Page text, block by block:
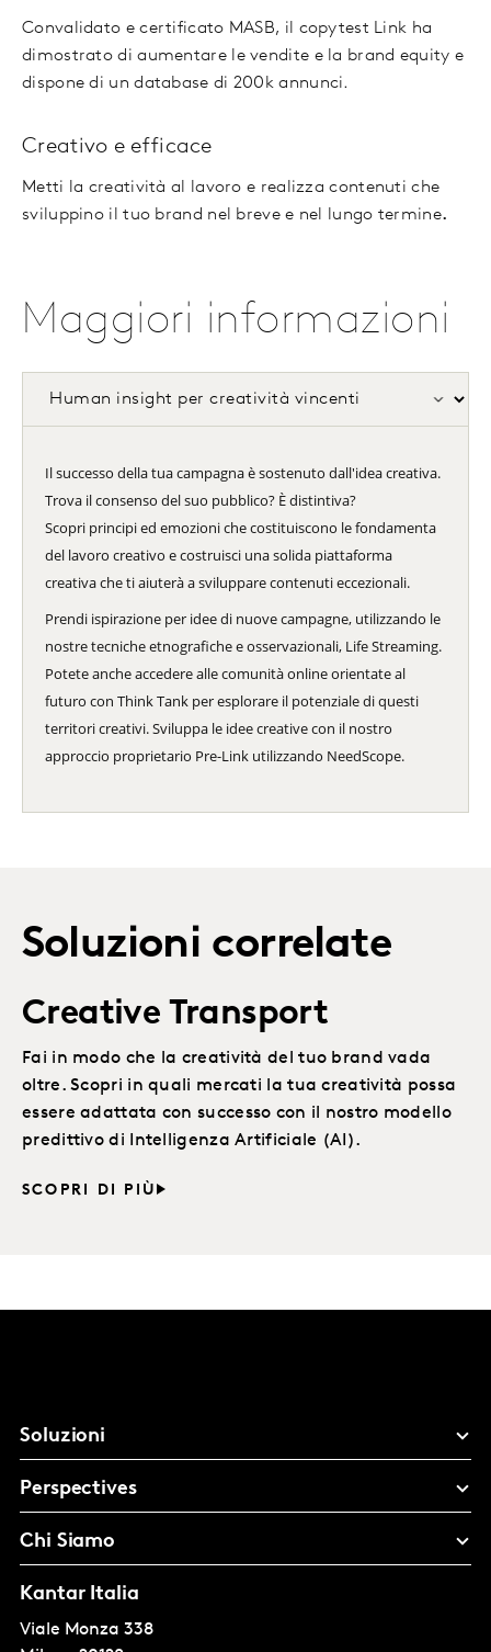
Convalidato e certificato MASB, il copytest Link ha
dimostrato di aumentare le vendite e la brand equity e
dispone di un database di 200k annunci.
Creativo e efficace
Metti la creatività al lavoro e realizza contenuti che
sviluppino il tuo brand nel breve e nel lungo termine.
Maggiori informazioni
Il successo della tua campagna è sostenuto dall'idea creativa.
Trova il consenso del suo pubblico? È distintiva?
Scopri principi ed emozioni che costituiscono le fondamenta
del lavoro creativo e costruisci una solida piattaforma
creativa che ti aiuterà a sviluppare contenuti eccezionali.
Prendi ispirazione per idee di nuove campagne, utilizzando le
nostre tecniche etnografiche e osservazionali, Life Streaming.
Potete anche accedere alle comunità online orientate al
futuro con Think Tank per esplorare il potenziale di questi
territori creativi. Sviluppa le idee creative con il nostro
approccio proprietario Pre-Link utilizzando NeedScope.
Soluzioni correlate
Creative Transport
Fai in modo che la creatività del tuo brand vada
oltre. Scopri in quali mercati la tua creatività possa
essere adattata con successo con il nostro modello
predittivo di Intelligenza Artificiale (AI).
SCOPRI DI PIÙ
Soluzioni
Perspectives
Chi Siamo
Kantar Italia
Viale Monza 338